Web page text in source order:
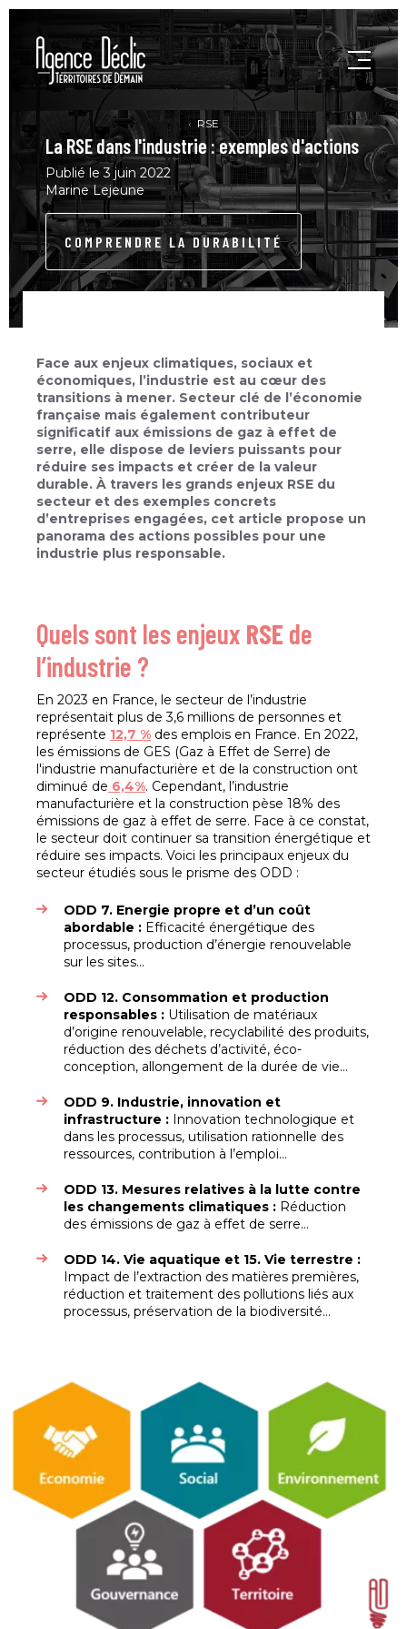
RSE
La RSE dans l'industrie : exemples d'actions
Publié le 3 juin 2022
Marine Lejeune
COMPRENDRE LA DURABILITÉ
Face aux enjeux climatiques, sociaux et
économiques, l’industrie est au cœur des
transitions à mener. Secteur clé de l’économie
française mais également contributeur
significatif aux émissions de gaz à effet de
serre, elle dispose de leviers puissants pour
réduire ses impacts et créer de la valeur
durable. À travers les grands enjeux RSE du
secteur et des exemples concrets
d’entreprises engagées, cet article propose un
panorama des actions possibles pour une
industrie plus responsable.
Quels sont les enjeux RSE de
l’industrie ?
En 2023 en France, le secteur de l’industrie
représentait plus de 3,6 millions de personnes et
représente 12,7 % des emplois en France. En 2022,
les émissions de GES (Gaz à Effet de Serre) de
l'industrie manufacturière et de la construction ont
diminué de 6,4%. Cependant, l’industrie
manufacturière et la construction pèse 18% des
émissions de gaz à effet de serre. Face à ce constat,
le secteur doit continuer sa transition énergétique et
réduire ses impacts. Voici les principaux enjeux du
secteur étudiés sous le prisme des ODD :
ODD 7. Energie propre et d’un coût
abordable : Efficacité énergétique des
processus, production d’énergie renouvelable
sur les sites...
ODD 12. Consommation et production
responsables : Utilisation de matériaux
d’origine renouvelable, recyclabilité des produits,
réduction des déchets d’activité, éco-
conception, allongement de la durée de vie…
ODD 9. Industrie, innovation et
infrastructure : Innovation technologique et
dans les processus, utilisation rationnelle des
ressources, contribution à l’emploi...
ODD 13. Mesures relatives à la lutte contre
les changements climatiques : Réduction
des émissions de gaz à effet de serre…
ODD 14. Vie aquatique et 15. Vie terrestre :
Impact de l’extraction des matières premières,
réduction et traitement des pollutions liés aux
processus, préservation de la biodiversité…